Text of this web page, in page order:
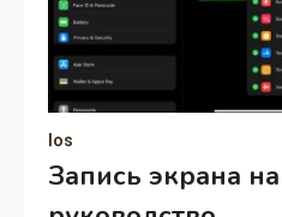
Ios
Запись экрана